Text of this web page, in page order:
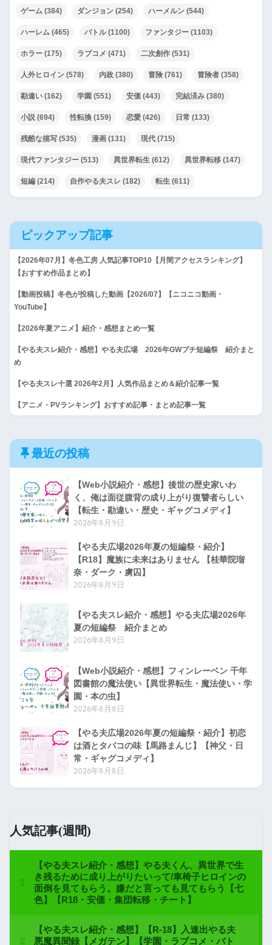
ゲーム (384) ダンジョン (254) ハーメルン (544)
ハーレム (465) バトル(1100) ファンタジー (1103)
ホラー (175) ラブコメ (471) 二次創作 (531)
人外ヒロイン (578) 内政 (380) 冒険 (761) 冒険者 (358)
勘違い (162) 学園 (551) 安価 (443) 完結済み (380)
小説(694) 性転換 (159) 恋愛 (426) 日常 (133)
残酷な描写 (535) 漫画 (131) 現代 (715)
現代ファンタジー (513) 異世界転生 (612) 異世界転移 (147)
短編 (214) 自作やる夫スレ (182) 転生 (611)
ピックアップ記事
【2026年07月】冬色工房 人気記事TOP10【月間アクセスランキング】
【おすすめ作品まとめ】
【動画投稿】冬色が投稿した動画【2026/07】【ニコニコ動画・
YouTube】
【2026年夏アニメ】紹介・感想まとめ一覧
【やる夫スレ紹介・感想】やる夫広場 2026年GWプチ短編祭 紹介まと
め
【やる夫スレ十選 2026年2月】人気作品まとめ＆紹介記事一覧
【アニメ・PVランキング】おすすめ記事・まとめ記事一覧
最近の投稿
【Web小説紹介・感想】後世の歴史家いわ
く、俺は面従腹背の成り上がり復讐者らしい
【転生・勘違い・歴史・ギャグコメディ】
2026年8月9日
【やる夫広場2026年夏の短編祭・紹介】
【R18】魔族に未来はありません 【桂華院瑠
奈・ダーク・虜囚】
2026年8月9日
【やる夫スレ紹介・感想】やる夫広場2026年
夏の短編祭 紹介まとめ
2026年8月9日
【Web小説紹介・感想】フィンレーベン 千年
図書館の魔法使い【異世界転生・魔法使い・学
園・本の虫】
2026年8月8日
【やる夫広場2026年夏の短編祭・紹介】初恋
は酒とタバコの味【馬路まんじ】【神父・日
常・ギャグコメディ】
2026年8月8日
人気記事(週間)